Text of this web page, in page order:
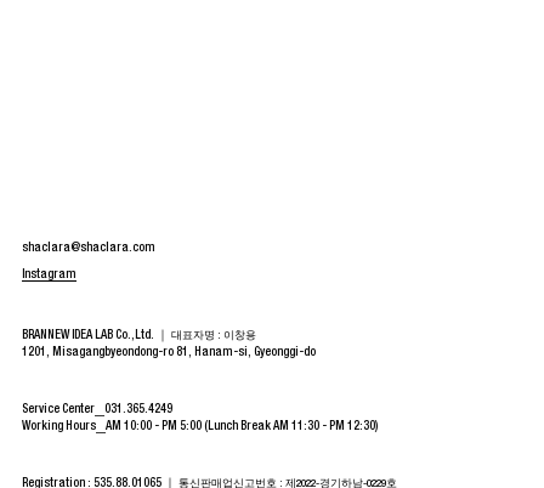
shaclara@shaclara.com
Instagram
BRANNEW IDEA LAB Co.,Ltd. ｜ 대표자명 : 이창용
1201, Misagangbyeondong-ro 81, Hanam-si, Gyeonggi-do
Service Center
031.365.4249
Working Hours
AM 10:00 - PM 5:00 (Lunch Break AM 11:30 - PM 12:30)
Registration : 535.88.01065 ｜ 통신판매업신고번호 : 제2022-경기하남-0229호